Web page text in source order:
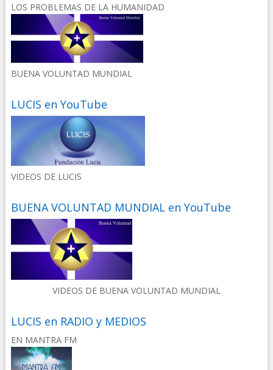
LOS PROBLEMAS DE LA HUMANIDAD
BUENA VOLUNTAD MUNDIAL
LUCIS en YouTube
VIDEOS DE LUCIS
BUENA VOLUNTAD MUNDIAL en YouTube
VIDEOS DE BUENA VOLUNTAD MUNDIAL
LUCIS en RADIO y MEDIOS
EN MANTRA FM